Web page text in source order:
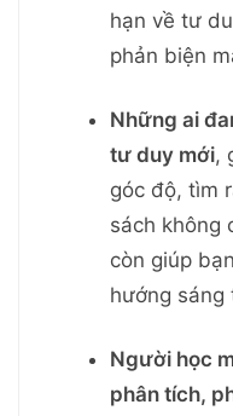
hạn về tư
phản biện
Những ai
tư duy mới,
góc độ, tìm
sách không
còn giúp
hướng
Người học
phân tích,